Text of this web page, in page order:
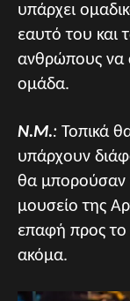
υπάρχει
εαυτό του και
ανθρώπους να
ομάδα.
Ν.Μ.: Τοπικά
υπάρχουν
θα μπορούσαν
μουσείο της
επαφή προς
ακόμα.